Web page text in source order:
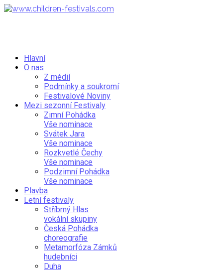
Hlavní
O nas
Z médií
Podmínky a soukromí
Festivalové Noviny
Mezi sezonní Festivaly
Zimní Pohádka
Vše nominace
Svátek Jara
Vše nominace
Rozkvetlé Čechy
Vše nominace
Podzimní Pohádka
Vše nominace
Plavba
Letní festivaly
Stříbrný Hlas
vokální skupiny
Česká Pohádka
choreografie
Metamorfóza Zámků
hudebníci
Duha